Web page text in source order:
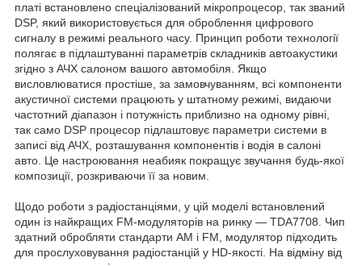
платі встановлено спеціалізований мікропроцесор, так званий
DSP, який використовується для оброблення цифрового
сигналу в режимі реального часу. Принцип роботи технології
полягає в підлаштуванні параметрів складників автоакустики
згідно з АЧХ салоном вашого автомобіля. Якщо
висловлюватися простіше, за замовчуванням, всі компоненти
акустичної системи працюють у штатному режимі, видаючи
частотний діапазон і потужність приблизно на одному рівні,
так само DSP процесор підлаштовує параметри системи в
записі від АЧХ, розташування компонентів і водія в салоні
авто. Це настроювання неабияк покращує звучання будь-якої
композиції, розкриваючи її за новим.
Щодо роботи з радіостанціями, у цій моделі встановлений
один із найкращих FM-модуляторів на ринку — TDA7708. Чип
здатний обробляти стандарти AM і FM, модулятор підходить
для прослуховування радіостанцій у HD-якості. На відміну від